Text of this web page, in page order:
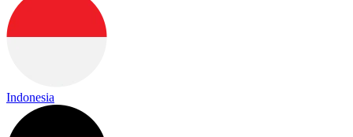
Indonesia